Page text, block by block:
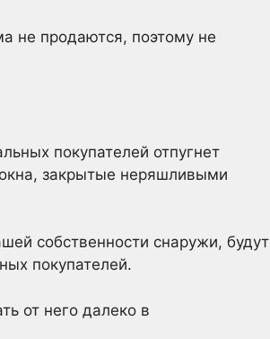
не продаются, поэтому не
покупателей отпугнет
закрытые неряшливыми
собственности снаружи, будут
покупателей.
от него далеко в